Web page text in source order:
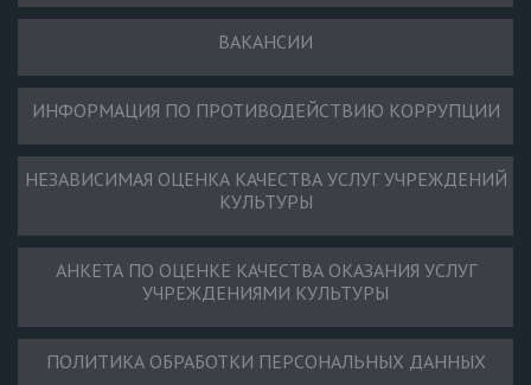
ВАКАНСИИ
ИНФОРМАЦИЯ ПО ПРОТИВОДЕЙСТВИЮ КОРРУПЦИИ
НЕЗАВИСИМАЯ ОЦЕНКА КАЧЕСТВА УСЛУГ УЧРЕЖДЕНИЙ
КУЛЬТУРЫ
АНКЕТА ПО ОЦЕНКЕ КАЧЕСТВА ОКАЗАНИЯ УСЛУГ
УЧРЕЖДЕНИЯМИ КУЛЬТУРЫ
ПОЛИТИКА ОБРАБОТКИ ПЕРСОНАЛЬНЫХ ДАННЫХ